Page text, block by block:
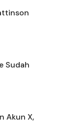
Sudah
Akun X,